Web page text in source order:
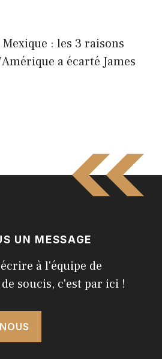
: les 3 raisons
a écarté James
UN MESSAGE
à l'équipe de
soucis, c'est par ici !